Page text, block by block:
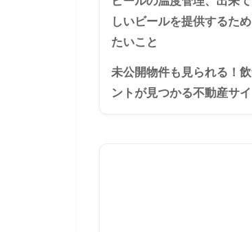
しいビールを提供するた
たいこと
未公開物件も見られる！
ントが見つかる不動産サ